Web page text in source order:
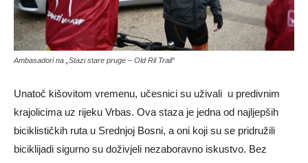
Ambasadori na „Stazi stare pruge – Old Ril Trail“
Unatoč kišovitom vremenu, učesnici su uživali u predivnim
krajolicima uz rijeku Vrbas. Ova staza je jedna od najljepših
biciklističkih ruta u Srednjoj Bosni, a oni koji su se pridružili
biciklijadi sigurno su doživjeli nezaboravno iskustvo. Bez